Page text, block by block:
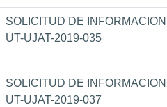
SOLICITUD DE INFORMACION
UT-UJAT-2019-035
SOLICITUD DE INFORMACION
UT-UJAT-2019-037